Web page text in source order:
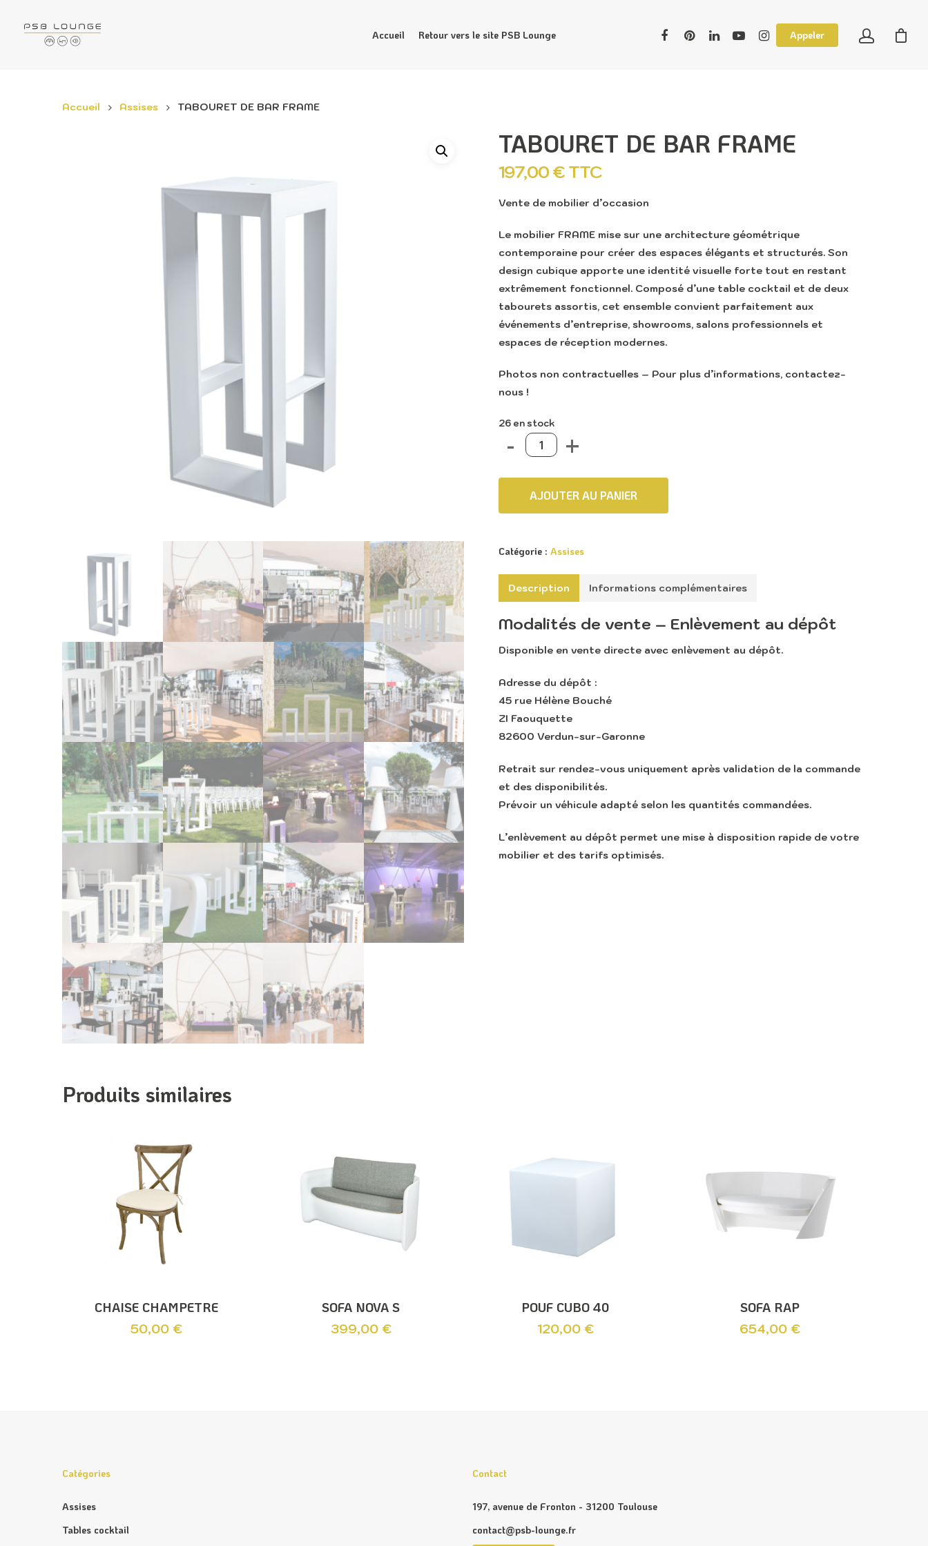
Accueil Retour vers le site PSB Lounge Appeler
Accueil Assises TABOURET DE BAR FRAME
TABOURET DE BAR FRAME
197,00€TTC
Vente de mobilier d’occasion
Le mobilier FRAME mise sur une architecture géométrique
contemporaine pour créer des espaces élégants et structurés. Son
design cubique apporte une identité visuelle forte tout en restant
extrêmement fonctionnel. Composé d’une table cocktail et de deux
tabourets assortis, cet ensemble convient parfaitement aux
événements d’entreprise, showrooms, salons professionnels et
espaces de réception modernes.
Photos non contractuelles – Pour plus d’informations, contactez-
nous !
26 en stock
AJOUTER AU PANIER
Catégorie : Assises
Description Informations complémentaires
Modalités de vente – Enlèvement au dépôt
Disponible en vente directe avec enlèvement au dépôt.
Adresse du dépôt :
45 rue Hélène Bouché
ZI Faouquette
82600 Verdun-sur-Garonne
Retrait sur rendez-vous uniquement après validation de la commande
et des disponibilités.
Prévoir un véhicule adapté selon les quantités commandées.
L’enlèvement au dépôt permet une mise à disposition rapide de votre
mobilier et des tarifs optimisés.
Produits similaires
Ajouter Au Panier
CHAISE CHAMPETRE
50,00 €
Ajouter Au Panier
SOFA NOVA S
399,00 €
Ajouter Au Panier
POUF CUBO 40
120,00 €
Ajouter Au Panier
SOFA RAP
654,00 €
Catégories
Assises
Tables cocktail
Contact
197, avenue de Fronton - 31200 Toulouse
contact@psb-lounge.fr